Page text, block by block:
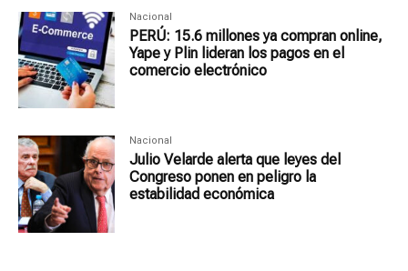
Nacional
PERÚ: 15.6 millones ya compran online,
Yape y Plin lideran los pagos en el
comercio electrónico
Nacional
Julio Velarde alerta que leyes del
Congreso ponen en peligro la
estabilidad económica